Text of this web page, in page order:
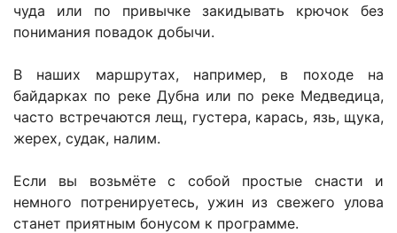
чуда или по привычке закидывать крючок без
понимания повадок добычи.
В наших маршрутах, например, в походе на
байдарках по реке Дубна или по реке Медведица,
часто встречаются лещ, густера, карась, язь, щука,
жерех, судак, налим.
Если вы возьмёте с собой простые снасти и
немного потренируетесь, ужин из свежего улова
станет приятным бонусом к программе.